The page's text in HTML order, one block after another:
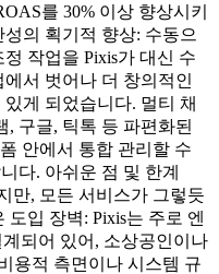
를 30% 이상 향상시키
의 획기적 향상: 수동으
작업을 Pixis가 대신 수
서 벗어나 더 창의적인
게 되었습니다. 멀티 채
, 구글, 틱톡 등 파편화된
안에서 통합 관리할 수
다. 아쉬운 점 및 한계
만, 모든 서비스가 그렇듯
입 장벽: Pixis는 주로 엔
되어 있어, 소상공인이나
용적 측면이나 시스템 규